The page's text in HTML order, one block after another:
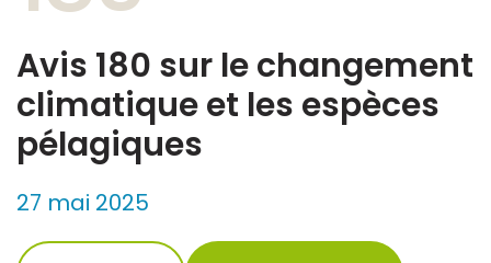
Avis 180 sur le changement
climatique et les espèces
pélagiques
27 mai 2025